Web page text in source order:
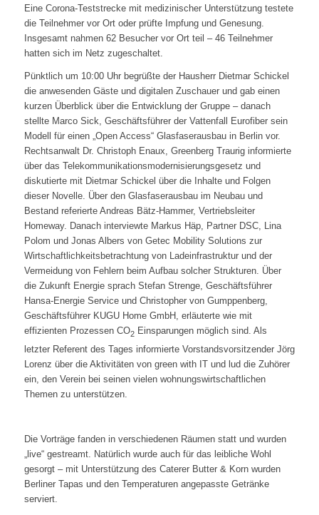
Eine Corona-Teststrecke mit medizinischer Unterstützung testete
die Teilnehmer vor Ort oder prüfte Impfung und Genesung.
Insgesamt nahmen 62 Besucher vor Ort teil – 46 Teilnehmer
hatten sich im Netz zugeschaltet.
Pünktlich um 10:00 Uhr begrüßte der Hausherr Dietmar Schickel
die anwesenden Gäste und digitalen Zuschauer und gab einen
kurzen Überblick über die Entwicklung der Gruppe – danach
stellte Marco Sick, Geschäftsführer der Vattenfall Eurofiber sein
Modell für einen „Open Access“ Glasfaserausbau in Berlin vor.
Rechtsanwalt Dr. Christoph Enaux, Greenberg Traurig informierte
über das Telekommunikationsmodernisierungsgesetz und
diskutierte mit Dietmar Schickel über die Inhalte und Folgen
dieser Novelle. Über den Glasfaserausbau im Neubau und
Bestand referierte Andreas Bätz-Hammer, Vertriebsleiter
Homeway. Danach interviewte Markus Häp, Partner DSC, Lina
Polom und Jonas Albers von Getec Mobility Solutions zur
Wirtschaftlichkeitsbetrachtung von Ladeinfrastruktur und der
Vermeidung von Fehlern beim Aufbau solcher Strukturen. Über
die Zukunft Energie sprach Stefan Strenge, Geschäftsführer
Hansa-Energie Service und Christopher von Gumppenberg,
Geschäftsführer KUGU Home GmbH, erläuterte wie mit
effizienten Prozessen CO2Einsparungen möglich sind. Als
letzter Referent des Tages informierte Vorstandsvorsitzender Jörg
Lorenz über die Aktivitäten von green with IT und lud die Zuhörer
ein, den Verein bei seinen vielen wohnungswirtschaftlichen
Themen zu unterstützen.
Die Vorträge fanden in verschiedenen Räumen statt und wurden
„live“ gestreamt. Natürlich wurde auch für das leibliche Wohl
gesorgt – mit Unterstützung des Caterer Butter & Korn wurden
Berliner Tapas und den Temperaturen angepasste Getränke
serviert.